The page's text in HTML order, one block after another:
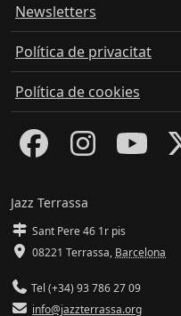
Newsletters
Política de privacitat
Política de cookies
Jazz Terrassa
Sant Pere 46 1r pis
08221 Terrassa, Barcelona
Tel (+34) 93 786 27 09
info@jazzterrassa.org